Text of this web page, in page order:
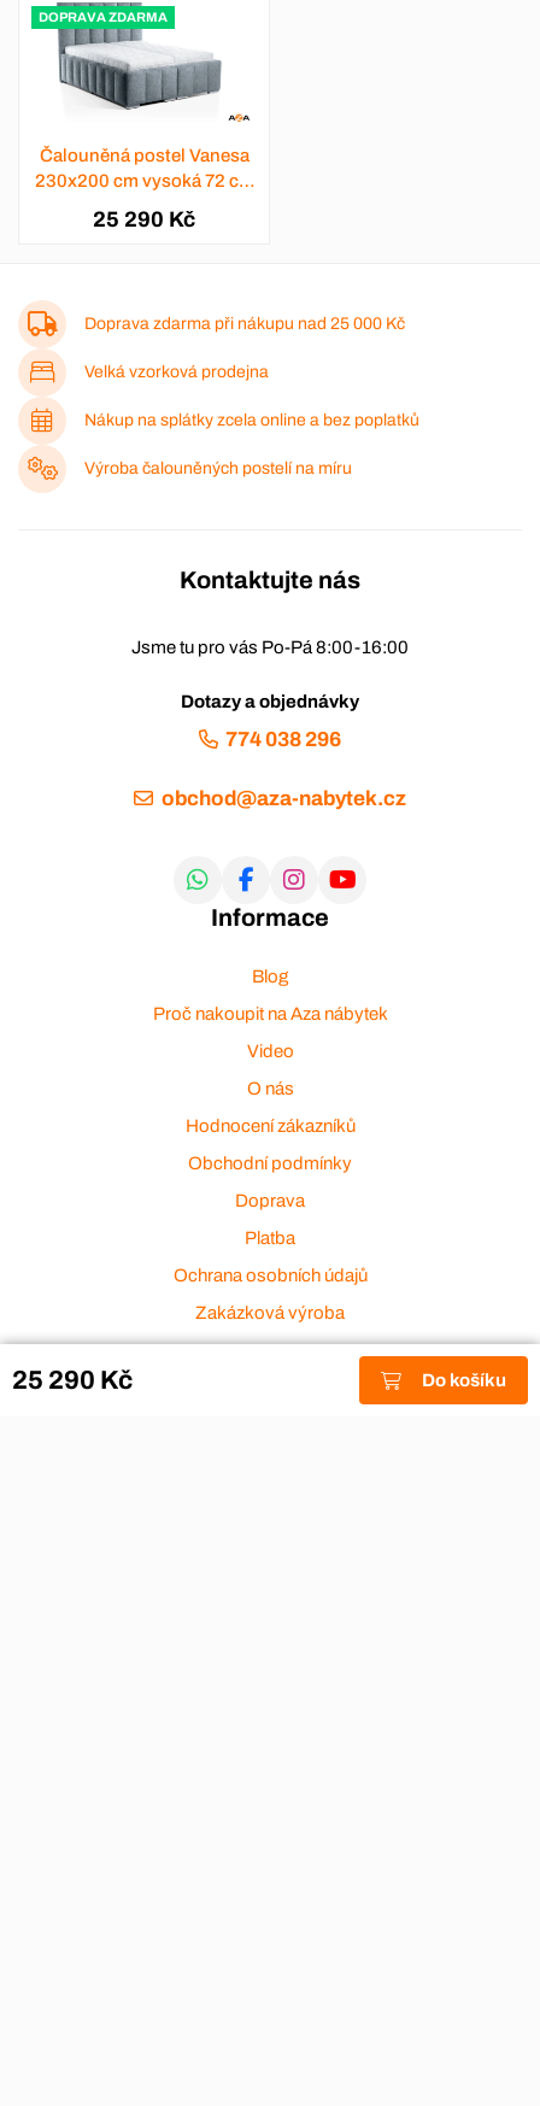
25 290 Kč Do košíku
DOPRAVA ZDARMA
Čalouněná postel Vanesa
230x200 cm vysoká 72 cm
- výběr barev
25 290 Kč
Doprava zdarma při nákupu nad 25 000 Kč
Velká vzorková prodejna
Nákup na splátky zcela online a bez poplatků
Výroba čalouněných postelí na míru
Kontaktujte nás
Jsme tu pro vás Po-Pá 8:00-16:00
Dotazy a objednávky
774 038 296
obchod@aza-nabytek.cz
Informace
Blog
Proč nakoupit na Aza nábytek
Video
O nás
Hodnocení zákazníků
Obchodní podmínky
Doprava
Platba
Ochrana osobních údajů
Zakázková výroba
Zákaznický servis